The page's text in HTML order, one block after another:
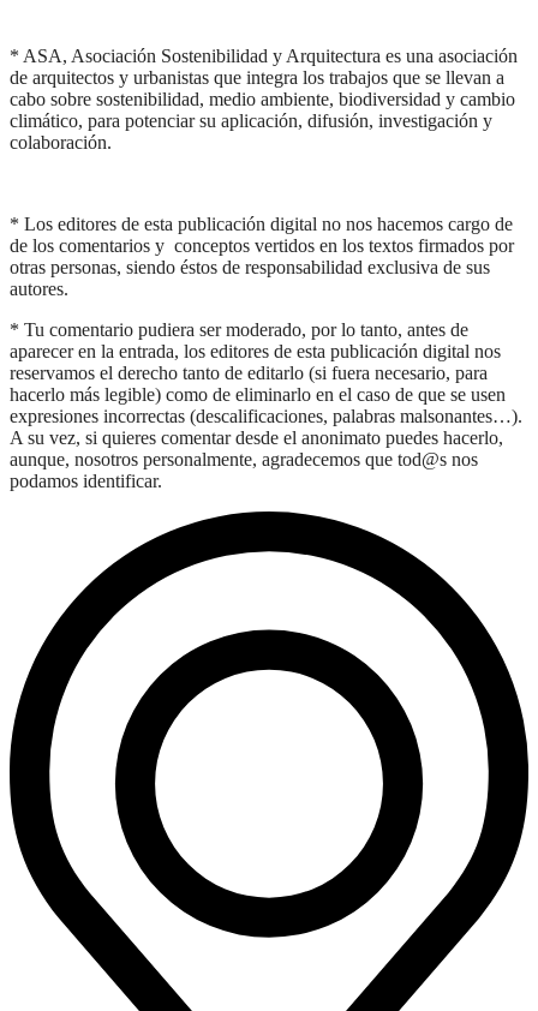
* ASA, Asociación Sostenibilidad y Arquitectura es una asociación
de arquitectos y urbanistas que integra los trabajos que se llevan a
cabo sobre sostenibilidad, medio ambiente, biodiversidad y cambio
climático, para potenciar su aplicación, difusión, investigación y
colaboración.
* Los editores de esta publicación digital no nos hacemos cargo de
de los comentarios y conceptos vertidos en los textos firmados por
otras personas, siendo éstos de responsabilidad exclusiva de sus
autores.
* Tu comentario pudiera ser moderado, por lo tanto, antes de
aparecer en la entrada, los editores de esta publicación digital nos
reservamos el derecho tanto de editarlo (si fuera necesario, para
hacerlo más legible) como de eliminarlo en el caso de que se usen
expresiones incorrectas (descalificaciones, palabras malsonantes…).
A su vez, si quieres comentar desde el anonimato puedes hacerlo,
aunque, nosotros personalmente, agradecemos que tod@s nos
podamos identificar.